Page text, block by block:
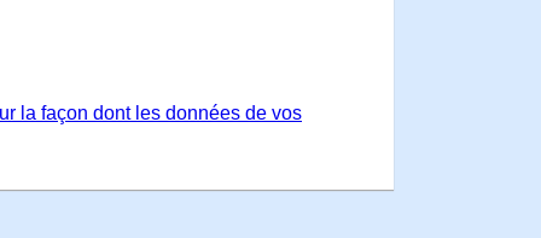
la façon dont les données de vos